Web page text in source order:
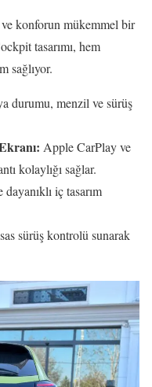
konforun mükemmel bir
tasarımı, hem
sağlıyor.
durumu, menzil ve sürüş
Apple CarPlay ve
kolaylığı sağlar.
dayanıklı iç tasarım
sürüş kontrolü sunarak